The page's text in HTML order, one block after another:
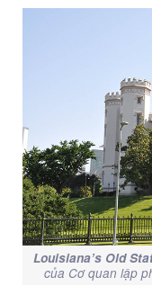
Louisiana’s Old
của Cơ quan lập